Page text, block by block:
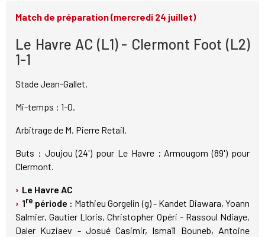
Match de préparation (mercredi 24 juillet)
Le Havre AC (L1) - Clermont Foot (L2)
1-1
Stade Jean-Gallet.
Mi-temps : 1-0.
Arbitrage de M. Pierre Retail.
Buts : Joujou (24') pour Le Havre ; Armougom (89') pour
Clermont.
Le Havre AC
1re période : Mathieu Gorgelin (g) - Kandet Diawara, Yoann
Salmier, Gautier Lloris, Christopher Opéri - Rassoul Ndiaye,
Daler Kuziaev - Josué Casimir, Ismaïl Bouneb, Antoine